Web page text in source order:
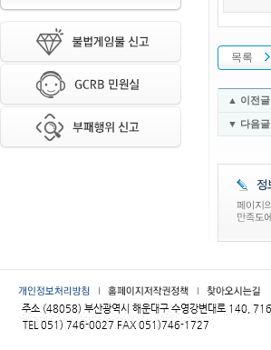
목록
▲ 이전글
▼ 다음글